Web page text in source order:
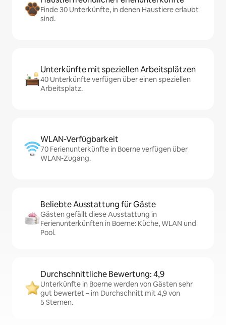
Finde 30 Unterkünfte, in denen Haustiere erlaubt
sind.
Unterkünfte mit speziellen Arbeitsplätzen
40 Unterkünfte verfügen über einen speziellen
Arbeitsplatz.
WLAN-Verfügbarkeit
70 Ferienunterkünfte in Boerne verfügen über
WLAN-Zugang.
Beliebte Ausstattung für Gäste
Gästen gefällt diese Ausstattung in
Ferienunterkünften in Boerne: Küche, WLAN und
Pool.
Durchschnittliche Bewertung: 4,9
Unterkünfte in Boerne werden von Gästen sehr
gut bewertet – im Durchschnitt mit 4,9 von
5 Sternen.